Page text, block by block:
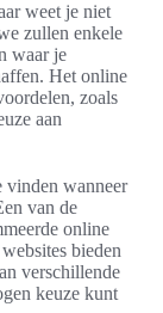
weet je niet
zullen enkele
waar je
Het online
zoals
aan
vinden wanneer
van de
online
bieden
verschillende
keuze kunt